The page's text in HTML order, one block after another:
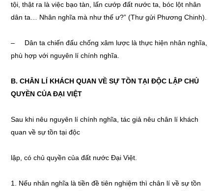
tội, thật ra là việc bạo tàn, lấn cướp đất nước ta, bóc lột nhân
dân ta… Nhân nghĩa mà như thế ư?” (Thư gửi Phương Chinh).
– Dân ta chiến đấu chống xâm lược là thực hiện nhân nghĩa,
phù hợp với nguyên lí chính nghĩa.
B. CHÂN LÍ KHÁCH QUAN VỀ SỰ TỒN TẠI ĐỘC LẬP CHỦ
QUYỀN CỦA ĐẠI VIỆT
Sau khi nêu nguyên lí chính nghĩa, tác giả nêu chân lí khách
quan về sự tồn tại độc
lập, có chủ quyền của đất nước Đại Việt.
1. Nếu nhân nghĩa là tiền đề tiên nghiệm thì chân lí về sự tồn